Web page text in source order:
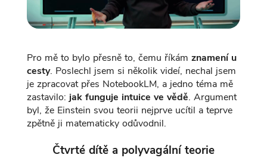
Pro mě to bylo přesně to, čemu říkám znamení u
cesty. Poslechl jsem si několik videí, nechal jsem
je zpracovat přes NotebookLM, a jedno téma mě
zastavilo: jak funguje intuice ve vědě. Argument
byl, že Einstein svou teorii nejprve ucítil a teprve
zpětně ji matematicky odůvodnil.
Čtvrté dítě a polyvagální teorie